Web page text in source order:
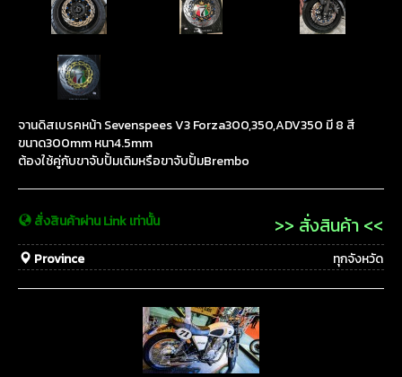
จานดิสเบรคหน้า Sevenspees V3 Forza300,350,ADV350 มี 8 สี
ขนาด300mm หนา4.5mm
ต้องใช้คู่กับขาจับปั้มเดิมหรือขาจับปั้มBrembo
>> สั่งสินค้า <<
สั่งสินค้าผ่าน Link เท่านั้น
ทุกจังหวัด
Province